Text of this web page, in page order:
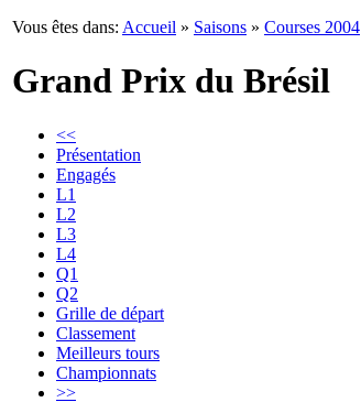
Vous êtes dans: Accueil » Saisons » Courses 2004
Grand Prix du Brésil
<<
Présentation
Engagés
L1
L2
L3
L4
Q1
Q2
Grille de départ
Classement
Meilleurs tours
Championnats
>>